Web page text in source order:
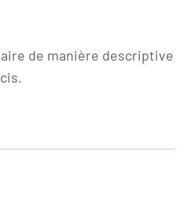
de manière descriptive